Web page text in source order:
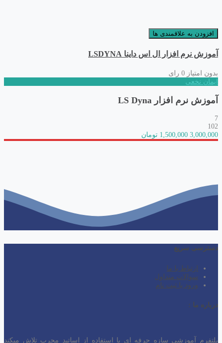
افزودن به علاقمندی ها
آموزش نرم افزار ال اس داینا LSDYNA
بدون امتیاز 0 رای
ایمان نخعی
آموزش نرم افزار LS Dyna
7
102
3,000,000 1,500,000 تومان
دسترسی سریع
ارتباط با ما
سوالات متداول
ورود یا ثبت نام
درباره ما :
پلتفرم آموزشی سازه حرفه ای با استفاده از اساتید مجرب تلاش میکند